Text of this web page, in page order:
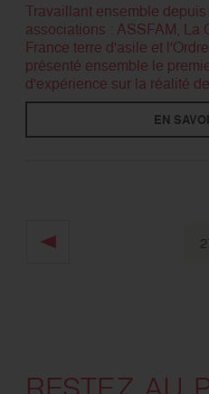
Travaillant ensemble
associations : ASSFAM, La
France terre d'asile et
présenté ensemble le
d'expérience sur la réalité
EN